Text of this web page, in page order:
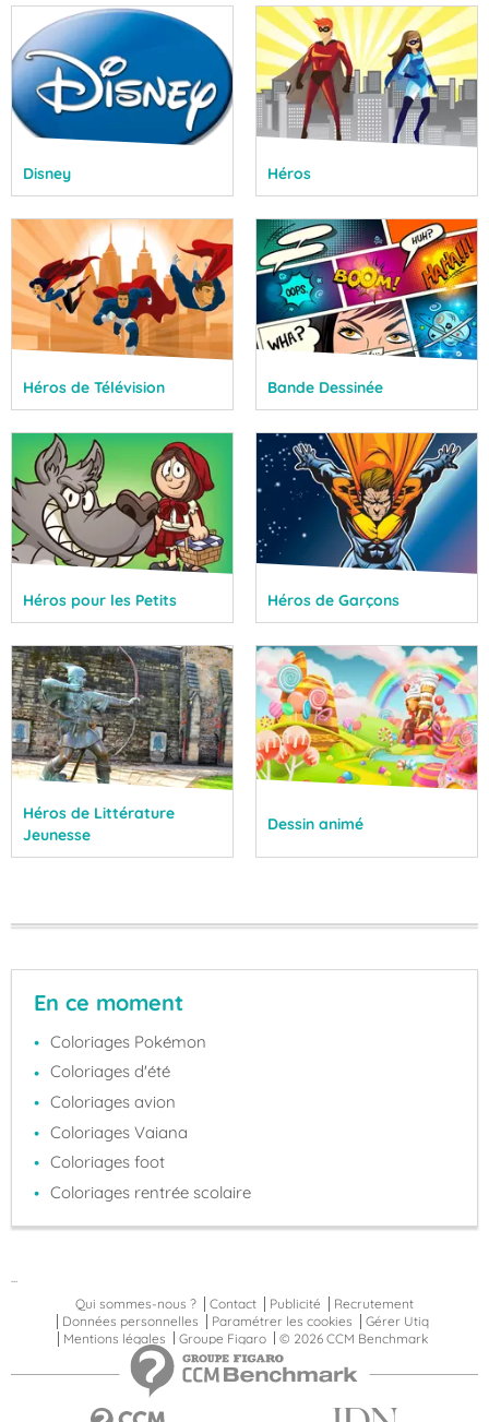
Disney Héros
Héros de Télévision Bande Dessinée
Héros pour les Petits Héros de Garçons
Héros de Littérature
Jeunesse
Dessin animé
En ce moment
Coloriages Pokémon
Coloriages d'été
Coloriages avion
Coloriages Vaiana
Coloriages foot
Coloriages rentrée scolaire
Qui sommes-nous ?
Contact Publicité
Recrutement
Données personnelles
Paramétrer les cookies
Gérer Utiq
Mentions légales
Groupe Figaro © 2026 CCM Benchmark